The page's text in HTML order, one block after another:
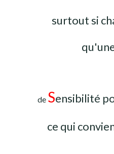
surtout si
de Sensibilité
ce qui